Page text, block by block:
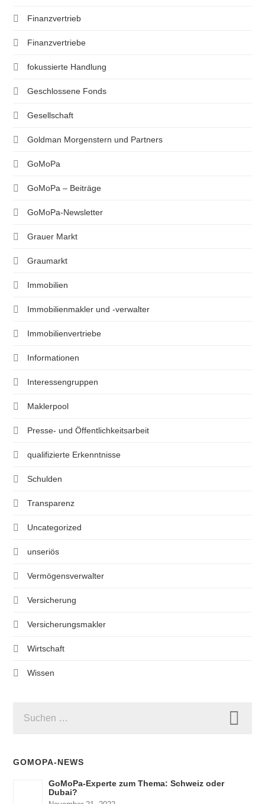
Finanzvertrieb
Finanzvertriebe
fokussierte Handlung
Geschlossene Fonds
Gesellschaft
Goldman Morgenstern und Partners
GoMoPa
GoMoPa – Beiträge
GoMoPa-Newsletter
Grauer Markt
Graumarkt
Immobilien
Immobilienmakler und -verwalter
Immobilienvertriebe
Informationen
Interessengruppen
Maklerpool
Presse- und Öffentlichkeitsarbeit
qualifizierte Erkenntnisse
Schulden
Transparenz
Uncategorized
unseriös
Vermögensverwalter
Versicherung
Versicherungsmakler
Wirtschaft
Wissen
NACH:
GOMOPA-NEWS
GoMoPa-Experte zum Thema: Schweiz oder
Dubai?